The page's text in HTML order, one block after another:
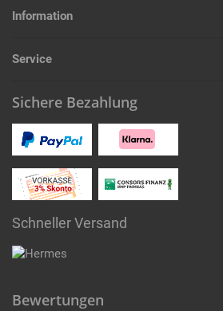
Information
Service
Sichere Bezahlung
Schneller Versand
Bewertungen